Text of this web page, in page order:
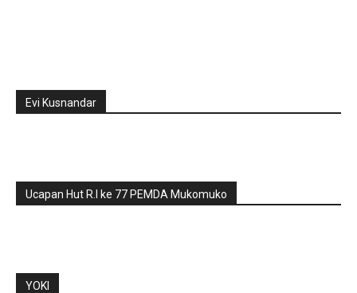
Evi Kusnandar
Ucapan Hut R.I ke 77 PEMDA Mukomuko
YOKI